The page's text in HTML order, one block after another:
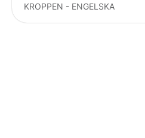
KROPPEN - ENGELSKA